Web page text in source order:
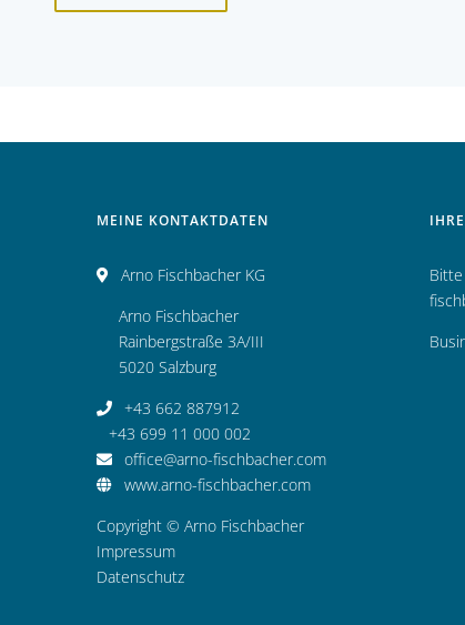
MEINE KONTAKTDATEN
Arno Fischbacher KG
Arno Fischbacher
Rainbergstraße 3A/III
5020 Salzburg
+43 662 887912
+43 699 11 000 002
office@arno-fischbacher.com
www.arno-fischbacher.com
Copyright © Arno Fischbacher
Impressum
Datenschutz